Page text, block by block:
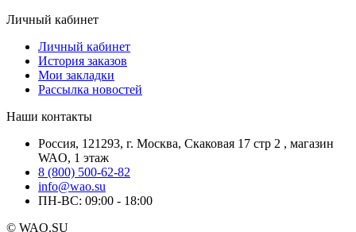
Личный кабинет
Личный кабинет
История заказов
Мои закладки
Рассылка новостей
Наши контакты
Россия, 121293, г. Москва, Скаковая 17 стр 2 , магазин
WAO, 1 этаж
8 (800) 500-62-82
info@wao.su
ПН-ВС: 09:00 - 18:00
© WAO.SU